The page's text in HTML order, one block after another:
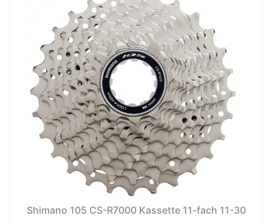
Shimano 105 CS-R7000 Kassette 11-fach 11-30